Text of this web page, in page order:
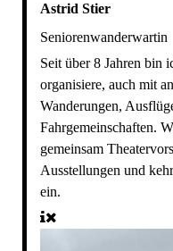
Astrid Stier
Seniorenwanderwartin
Seit über 8 Jahren bin
organisiere, auch mit
Wanderungen,
Fahrgemeinschaften.
gemeinsam
Ausstellungen und
ein.